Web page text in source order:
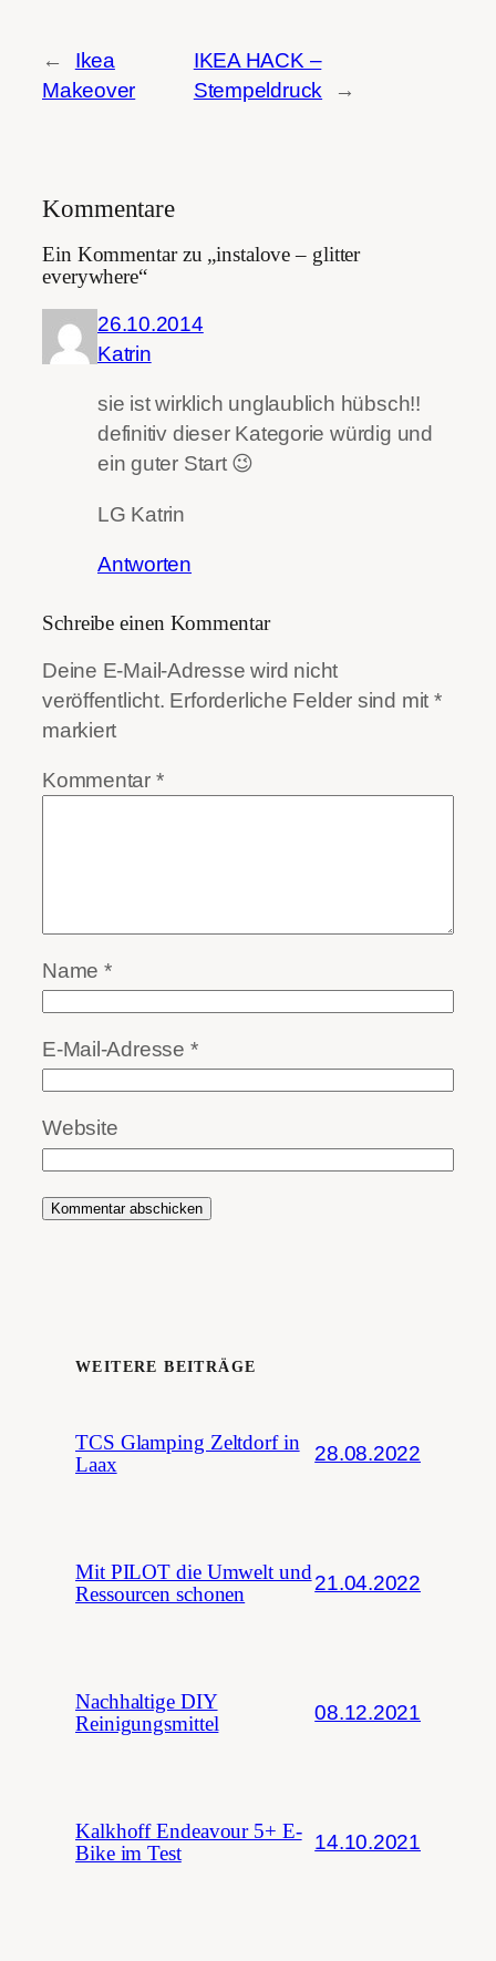
←
Ikea
Makeover
IKEA HACK –
Stempeldruck
→
Kommentare
Ein Kommentar zu „instalove – glitter
everywhere“
26.10.2014
Katrin
sie ist wirklich unglaublich hübsch!!
definitiv dieser Kategorie würdig und
ein guter Start 😉
LG Katrin
Antworten
Schreibe einen Kommentar
Deine E-Mail-Adresse wird nicht
veröffentlicht. Erforderliche Felder sind mit *
markiert
Kommentar *
Name *
E-Mail-Adresse *
Website
WEITERE BEITRÄGE
TCS Glamping Zeltdorf in
Laax
28.08.2022
Mit PILOT die Umwelt und
Ressourcen schonen
21.04.2022
Nachhaltige DIY
Reinigungsmittel
08.12.2021
Kalkhoff Endeavour 5+ E-
Bike im Test
14.10.2021